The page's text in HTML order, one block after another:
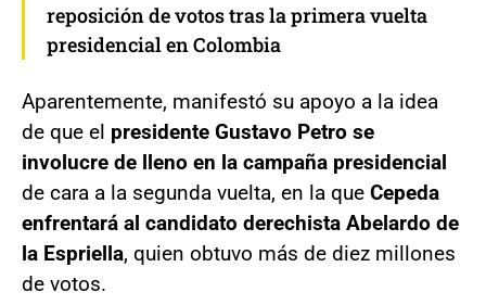
reposición de votos tras la primera vuelta
presidencial en Colombia
Aparentemente, manifestó su apoyo a la idea
de que el presidente Gustavo Petro se
involucre de lleno en la campaña presidencial
de cara a la segunda vuelta, en la que Cepeda
enfrentará al candidato derechista Abelardo de
la Espriella, quien obtuvo más de diez millones
de votos.